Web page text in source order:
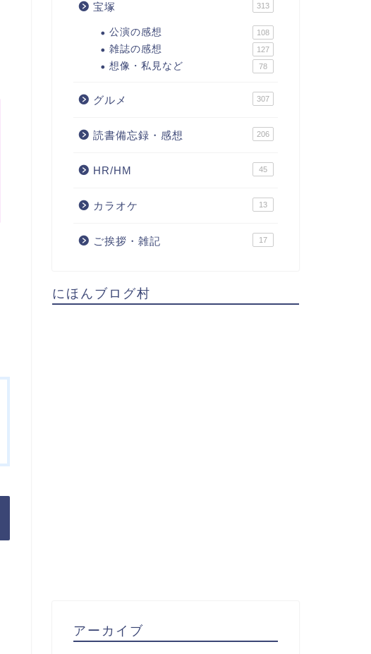
宝塚 313
公演の感想 108
雑誌の感想 127
想像・私見など 78
グルメ 307
読書備忘録・感想 206
HR/HM 45
カラオケ 13
ご挨拶・雑記 17
にほんブログ村
アーカイブ